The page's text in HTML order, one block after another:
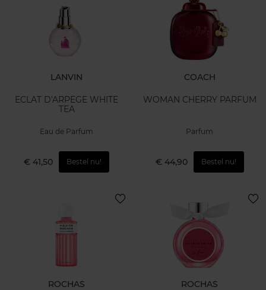
LANVIN
ECLAT D'ARPEGE WHITE
TEA
Eau de Parfum
€ 41,50 Bestel nu!
COACH
WOMAN CHERRY PARFUM
Parfum
€ 44,90 Bestel nu!
ROCHAS ROCHAS